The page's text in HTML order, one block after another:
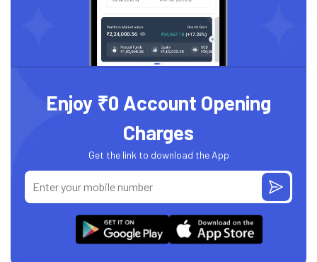
Enjoy ₹0 Account Opening
Charges
Get the link to download the App